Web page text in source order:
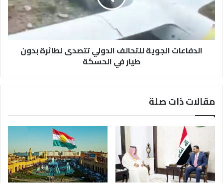
لطائرة
بدون
طيار
في
الحسكةالدفاعات الجوية للتحالف الدولي تتصدى لطائرة بدون
طيار في الحسكة
مقالات ذات صلة